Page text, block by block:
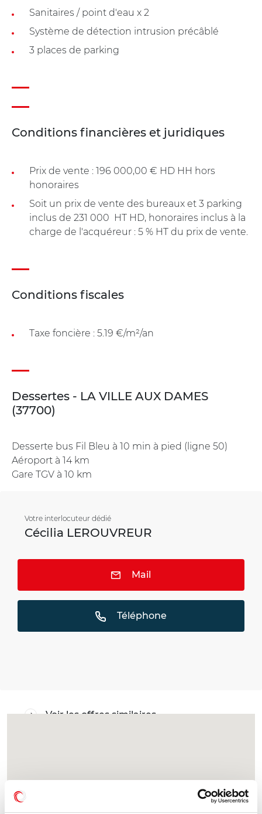
Sanitaires / point d'eau x 2
Système de détection intrusion précâblé
3 places de parking
Conditions financières et juridiques
Prix de vente : 196 000,00 € HD HH hors
honoraires
Soit un prix de vente des bureaux et 3 parking
inclus de 231 000  HT HD, honoraires inclus à la
charge de l'acquéreur : 5 % HT du prix de vente.
Conditions fiscales
Taxe foncière : 5.19 €/m²/an
Dessertes - LA VILLE AUX DAMES
(37700)
Desserte bus Fil Bleu à 10 min à pied (ligne 50)
Aéroport à 14 km
Gare TGV à 10 km
Votre interlocuteur dédié
Cécilia LEROUVREUR
Mail
Téléphone
Voir les offres similaires